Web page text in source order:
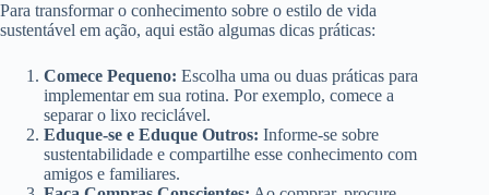
Para transformar o conhecimento sobre o estilo de vida
sustentável em ação, aqui estão algumas dicas práticas:
Comece Pequeno: Escolha uma ou duas práticas para
implementar em sua rotina. Por exemplo, comece a
separar o lixo reciclável.
Eduque-se e Eduque Outros: Informe-se sobre
sustentabilidade e compartilhe esse conhecimento com
amigos e familiares.